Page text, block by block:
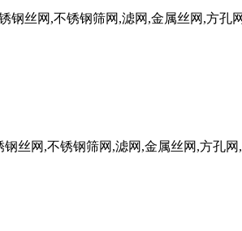
钢丝网,不锈钢筛网,滤网,金属丝网,方孔
丝网,不锈钢筛网,滤网,金属丝网,方孔网